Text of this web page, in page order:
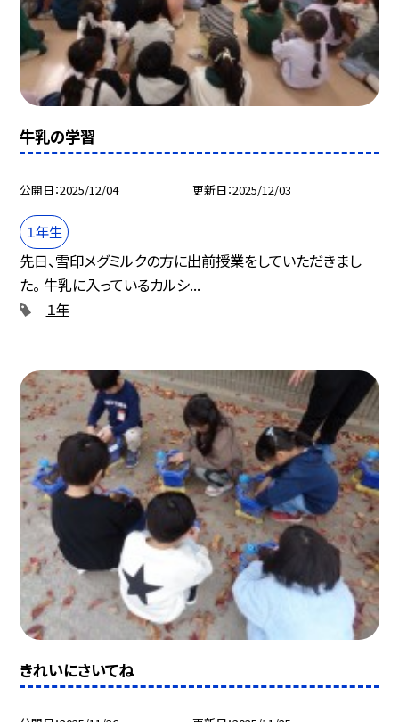
牛乳の学習
公開日 2025/12/04 更新日 2025/12/03
１年生
先日、雪印メグミルクの方に出前授業をしていただきまし
た。 牛乳に入っているカルシ...
１年
きれいにさいてね